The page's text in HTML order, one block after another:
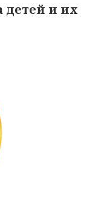
детей и их